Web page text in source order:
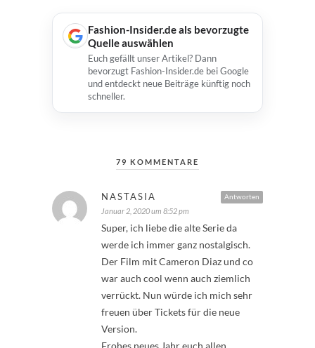
Fashion-Insider.de als bevorzugte
Quelle auswählen
Euch gefällt unser Artikel? Dann
bevorzugt Fashion-Insider.de bei Google
und entdeckt neue Beiträge künftig noch
schneller.
79 KOMMENTARE
Antworten
NASTASIA
Januar 2, 2020 um 8:52 pm
Super, ich liebe die alte Serie da
werde ich immer ganz nostalgisch.
Der Film mit Cameron Diaz und co
war auch cool wenn auch ziemlich
verrückt. Nun würde ich mich sehr
freuen über Tickets für die neue
Version.